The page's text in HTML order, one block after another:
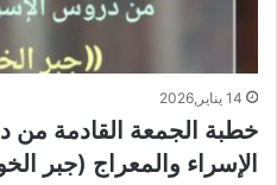
14 يناير,2026
خطبة الجمعة القادمة
الإسراء والمعراج (جبر